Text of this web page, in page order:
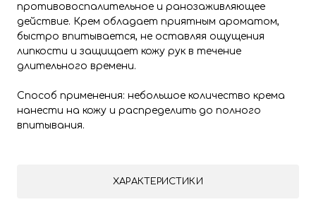
противовоспалительное и ранозаживляющее
действие. Крем обладает приятным ароматом,
быстро впитывается, не оставляя ощущения
липкости и защищает кожу рук в течение
длительного времени.
Способ применения: небольшое количество крема
нанести на кожу и распределить до полного
впитывания.
ХАРАКТЕРИСТИКИ